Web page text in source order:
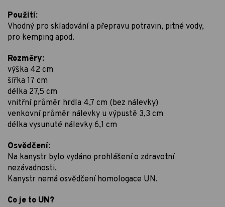
Použití:
Vhodný pro skladování a přepravu potravin, pitné vody,
pro kemping apod.
Rozměry:
výška 42 cm
šířka 17 cm
délka 27,5 cm
vnitřní průměr hrdla 4,7 cm (bez nálevky)
venkovní průměr nálevky u výpustě 3,3 cm
délka vysunuté nálevky 6,1 cm
Osvědčení:
Na kanystr bylo vydáno prohlášení o zdravotní
nezávadnosti.
Kanystr nemá osvědčení homologace UN.
Co je to UN?